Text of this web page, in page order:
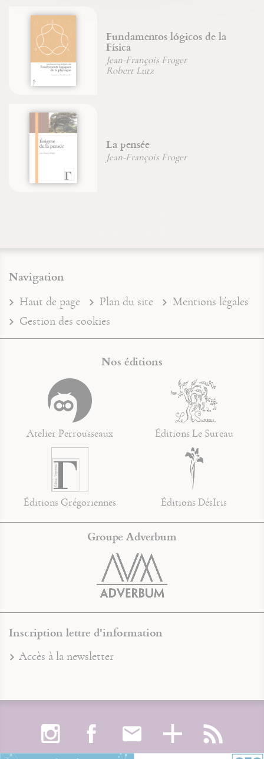
Fundamentos lógicos de la
Física
Jean-François Froger
Robert Lutz
La pensée
Jean-François Froger
Navigation
Haut de page Plan du site
Mentions légales
Gestion des cookies
Nos éditions
Atelier Perrousseaux Éditions Le Sureau
Éditions Grégoriennes Éditions DésIris
Groupe Adverbum
Inscription lettre d'information
Accès à la newsletter